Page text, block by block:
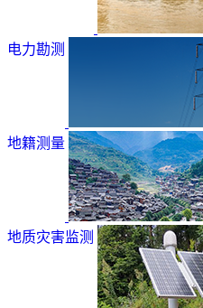
电力勘测
地籍测量
地质灾害监测